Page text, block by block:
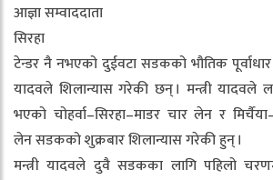
आज्ञा सम्वाददाता
सिरहा
टेन्डर नै नभएको दुईवटा सडकको भौतिक पूर्वाधार
यादवले शिलान्यास गरेकी छन् । मन्त्री यादवले
भएको चोहर्वा–सिरहा–माडर चार लेन र
लेन सडकको शुक्रबार शिलान्यास गरेकी हुन् ।
मन्त्री यादवले दुवै सडकका लागि पहिलो